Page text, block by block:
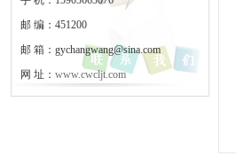
邮 编：451200
邮 箱：gychangwang@sina.com
网 址： www.cwcljt.com